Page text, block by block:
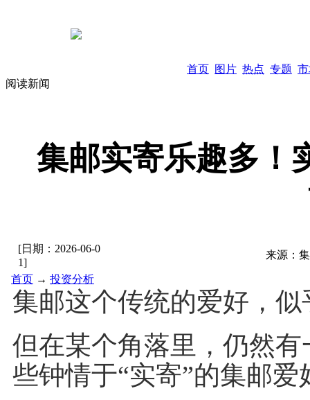
首页 图片 热点 专题
阅读新闻
集邮实寄乐趣多！
[日期： 2026-06-0
1]
来源：
首页 → 投资分析
集邮这个传统的爱好，
但在某个角落里，仍然
些钟情于“实寄”的集邮爱